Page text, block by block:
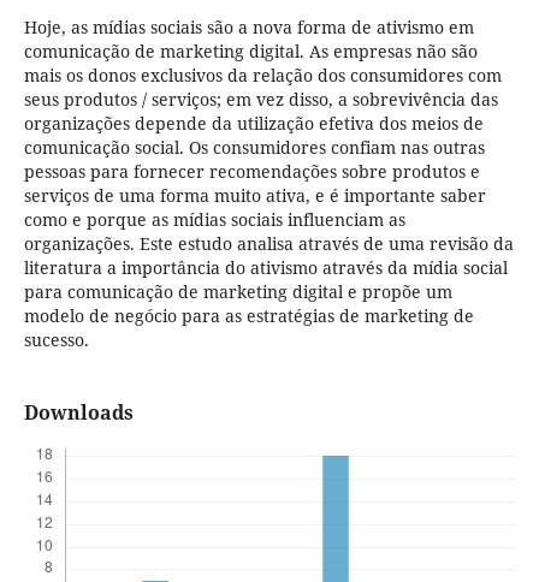
Hoje, as mídias sociais são a nova forma de ativismo em
comunicação de marketing digital. As empresas não são
mais os donos exclusivos da relação dos consumidores com
seus produtos / serviços; em vez disso, a sobrevivência das
organizações depende da utilização efetiva dos meios de
comunicação social. Os consumidores confiam nas outras
pessoas para fornecer recomendações sobre produtos e
serviços de uma forma muito ativa, e é importante saber
como e porque as mídias sociais influenciam as
organizações. Este estudo analisa através de uma revisão da
literatura a importância do ativismo através da mídia social
para comunicação de marketing digital e propõe um
modelo de negócio para as estratégias de marketing de
sucesso.
Downloads